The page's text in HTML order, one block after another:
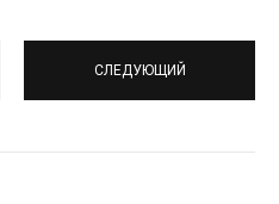
СЛЕДУЮЩИЙ